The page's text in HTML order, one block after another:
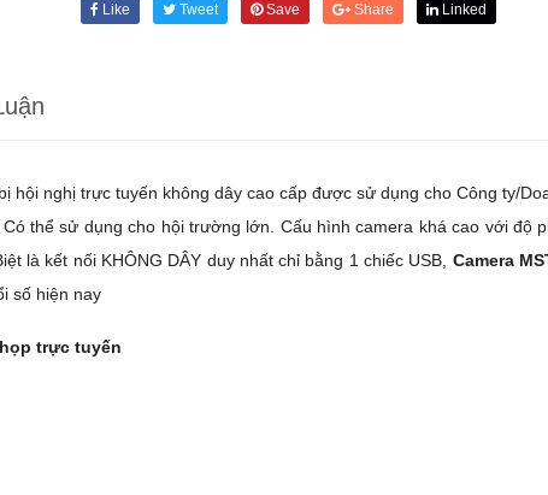
Like Tweet Save Share Linked
hội nghị trực tuyến không dây cao cấp được sử dụng cho Công ty/
thể sử dụng cho hội trường lớn. Cấu hình camera khá cao với độ
là kết nối KHÔNG DÂY duy nhất chỉ bằng 1 chiếc USB, Camera
số hiện nay
trực tuyến